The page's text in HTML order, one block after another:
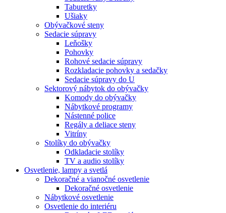
Taburetky
Ušiaky
Obývačkové steny
Sedacie súpravy
Leňošky
Pohovky
Rohové sedacie súpravy
Rozkladacie pohovky a sedačky
Sedacie súpravy do U
Sektorový nábytok do obývačky
Komody do obývačky
Nábytkové programy
Nástenné police
Regály a deliace steny
Vitríny
Stolíky do obývačky
Odkladacie stolíky
TV a audio stolíky
Osvetlenie, lampy a svetlá
Dekoračné a vianočné osvetlenie
Dekoračné osvetlenie
Nábytkové osvetlenie
Osvetlenie do interiéru